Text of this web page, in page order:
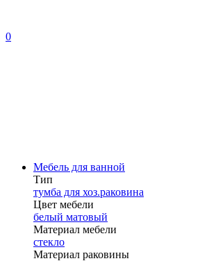
0
Мебель для ванной
Тип
тумба для хоз.раковина
Цвет мебели
белый матовый
Материал мебели
стекло
Материал раковины